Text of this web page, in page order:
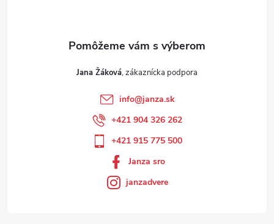
Jana Žáková
info@janza.sk
+421 904 326 262
+421 915 775 500
Janza sro
janzadvere